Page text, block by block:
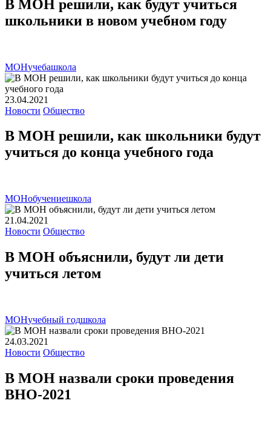
В МОН решили, как будут учиться
школьники в новом учебном году
МОНучебашкола
23.04.2021
Новости Общество
В МОН решили, как школьники будут
учиться до конца учебного года
МОНобучениешкола
21.04.2021
Новости Общество
В МОН объяснили, будут ли дети
учиться летом
МОНучебный годшкола
24.03.2021
Новости Общество
В МОН назвали сроки проведения
ВНО-2021